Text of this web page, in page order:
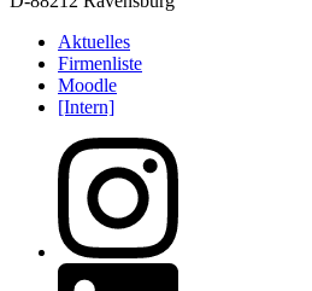
Aktuelles
Firmenliste
Moodle
[Intern]